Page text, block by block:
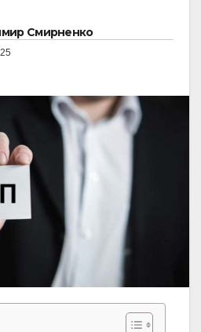
Смирненко